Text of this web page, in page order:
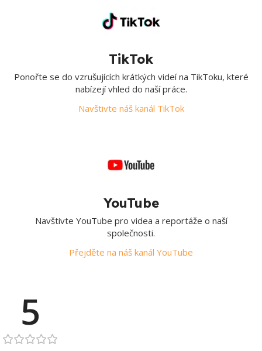
TikTok
Ponořte se do vzrušujících krátkých videí na TikToku, které
nabízejí vhled do naší práce.
Navštivte náš kanál TikTok
YouTube
Navštivte YouTube pro videa a reportáže o naší
společnosti.
Přejděte na náš kanál YouTube
5